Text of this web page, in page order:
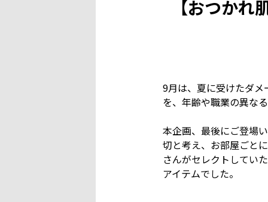
【おつか
9月は、夏に受けたダ
を、年齢や職業の異な
本企画、最後にご登場
切と考え、お部屋ごと
さんがセレクトしてい
アイテムでした。